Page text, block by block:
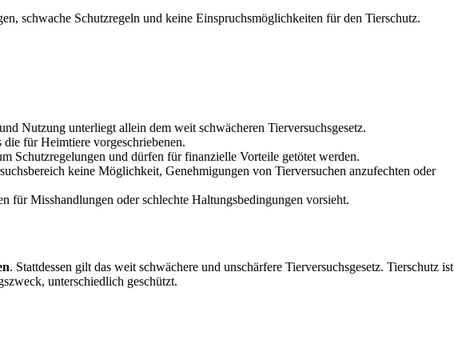
schwache Schutzregeln und keine Einspruchsmöglichkeiten für den Tierschutz.
Nutzung unterliegt allein dem weit schwächeren Tierversuchsgesetz.
für Heimtiere vorgeschriebenen.
Schutzregelungen und dürfen für finanzielle Vorteile getötet werden.
keine Möglichkeit, Genehmigungen von Tierversuchen anzufechten oder
für Misshandlungen oder schlechte Haltungsbedingungen vorsieht.
. Stattdessen gilt das weit schwächere und unschärfere Tierversuchsgesetz. Tierschutz ist
unterschiedlich geschützt.